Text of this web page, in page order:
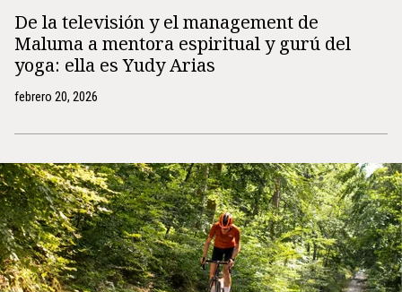
De la televisión y el management de
Maluma a mentora espiritual y gurú del
yoga: ella es Yudy Arias
febrero 20, 2026